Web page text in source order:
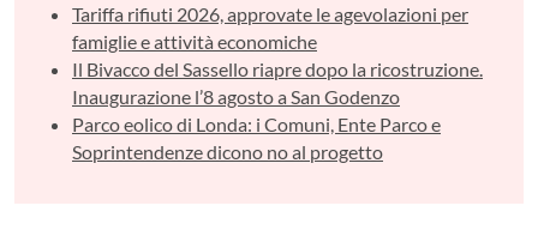
Tariffa rifiuti 2026, approvate le agevolazioni per
famiglie e attività economiche
Il Bivacco del Sassello riapre dopo la ricostruzione.
Inaugurazione l’8 agosto a San Godenzo
Parco eolico di Londa: i Comuni, Ente Parco e
Soprintendenze dicono no al progetto